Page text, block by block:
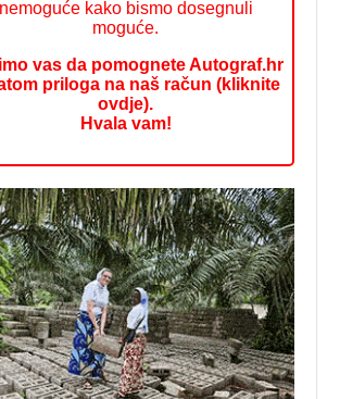
nemoguće kako bismo dosegnuli
moguće.
vas da pomognete Autograf.hr
priloga na naš račun (kliknite
ovdje).
Hvala vam!